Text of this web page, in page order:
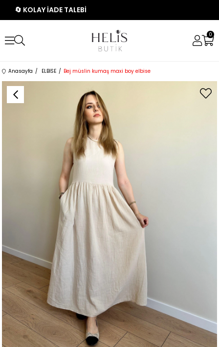
🔄 KOLAY İADE TALEBİ
0
Anasayfa ELBİSE Bej müslin kumaş maxi boy elbise